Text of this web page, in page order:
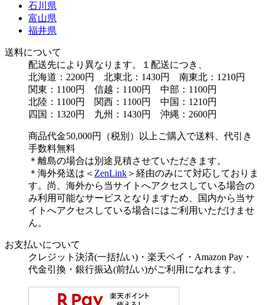
石川県
富山県
福井県
送料について
配送先により異なります。１配送につき、
北海道：2200円 北東北：1430円 南東北：1210円
関東：1100円 信越：1100円 中部：1100円
北陸：1100円 関西：1100円 中国：1210円
四国：1320円 九州：1430円 沖縄：2600円
商品代金50,000円（税別）以上ご購入で送料、代引き
手数料無料
＊離島の場合は別途見積させていただきます。
＊海外発送は＜ ZenLink ＞経由のみにて対応しておりま
す。尚、海外から当サイトへアクセスしている場合の
み利用可能なサービスとなりますため、国内から当サ
イトへアクセスしている場合にはご利用いただけませ
ん。
お支払いについて
クレジット決済(一括払い)・楽天ペイ・Amazon Pay・
代金引換・銀行振込(前払い)がご利用になれます。